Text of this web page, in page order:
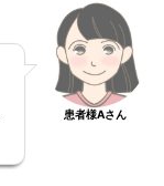
患者様Aさん